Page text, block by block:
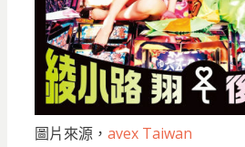
圖片來源， avex Taiwan